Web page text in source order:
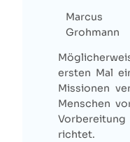
Marcus
Grohmann
ersten Mal
Missionen
Menschen
richtet.